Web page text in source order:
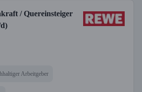
/ Quereinsteiger
Arbeitgeber